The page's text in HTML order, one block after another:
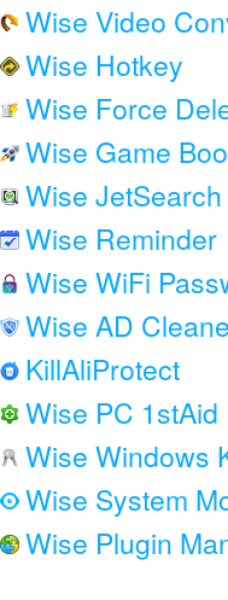
Wise Video
Wise Hotkey
Wise Force
Wise Game
Wise JetSearch
Wise Reminder
Wise WiFi
Wise AD
KillAliProtect
Wise PC 1stAid
Wise Windows
Wise System
Wise Plugin